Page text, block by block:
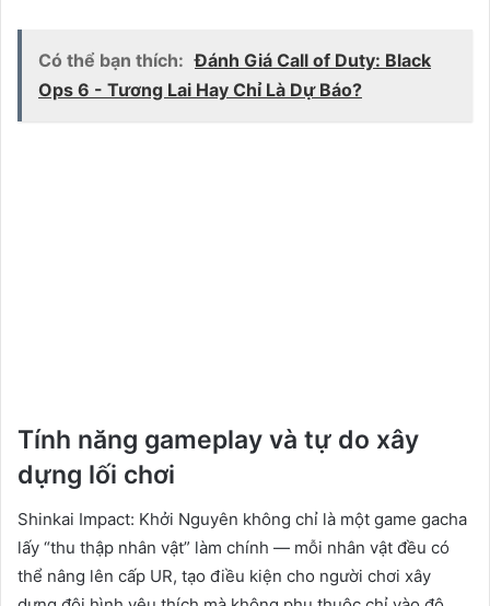
Có thể bạn thích: Đánh Giá Call of Duty: Black
Ops 6 - Tương Lai Hay Chỉ Là Dự Báo?
Tính năng gameplay và tự do xây
dựng lối chơi
Shinkai Impact: Khởi Nguyên không chỉ là một game gacha
lấy “thu thập nhân vật” làm chính — mỗi nhân vật đều có
thể nâng lên cấp UR, tạo điều kiện cho người chơi xây